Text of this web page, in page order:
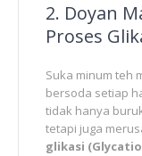
2. Doyan
Proses
Suka minum teh
bersoda setiap
tidak hanya
tetapi juga
glikasi